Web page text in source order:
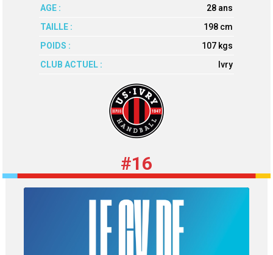
AGE :
28 ans
TAILLE :
198 cm
POIDS :
107 kgs
CLUB ACTUEL :
Ivry
#16